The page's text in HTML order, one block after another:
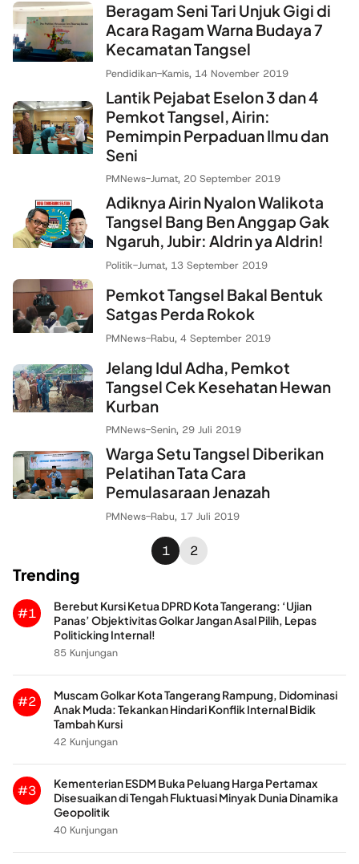
Beragam Seni Tari Unjuk Gigi di
Acara Ragam Warna Budaya 7
Kecamatan Tangsel
Pendidikan-Kamis, 14 November 2019
Lantik Pejabat Eselon 3 dan 4
Pemkot Tangsel, Airin:
Pemimpin Perpaduan Ilmu dan
Seni
PMNews-Jumat, 20 September 2019
Adiknya Airin Nyalon Walikota
Tangsel Bang Ben Anggap Gak
Ngaruh, Jubir: Aldrin ya Aldrin!
Politik-Jumat, 13 September 2019
Pemkot Tangsel Bakal Bentuk
Satgas Perda Rokok
PMNews-Rabu, 4 September 2019
Jelang Idul Adha, Pemkot
Tangsel Cek Kesehatan Hewan
Kurban
PMNews-Senin, 29 Juli 2019
Warga Setu Tangsel Diberikan
Pelatihan Tata Cara
Pemulasaraan Jenazah
PMNews-Rabu, 17 Juli 2019
1 2
Trending
#1
Berebut Kursi Ketua DPRD Kota Tangerang: ‘Ujian
Panas’ Objektivitas Golkar Jangan Asal Pilih, Lepas
Politicking Internal!
85 Kunjungan
#2
Muscam Golkar Kota Tangerang Rampung, Didominasi
Anak Muda: Tekankan Hindari Konflik Internal Bidik
Tambah Kursi
42 Kunjungan
#3
Kementerian ESDM Buka Peluang Harga Pertamax
Disesuaikan di Tengah Fluktuasi Minyak Dunia Dinamika
Geopolitik
40 Kunjungan